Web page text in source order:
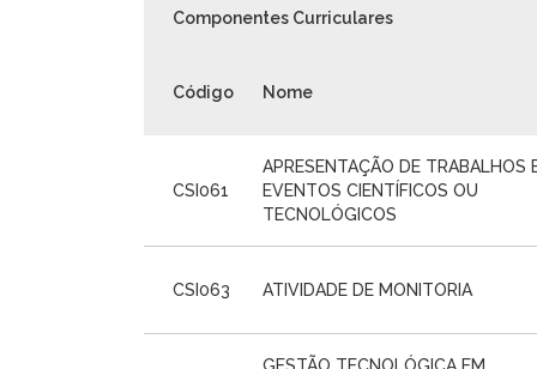
Componentes Curriculares
Código Nome
CSI061
APRESENTAÇÃO DE TRABALHOS
EVENTOS CIENTÍFICOS OU
TECNOLÓGICOS
CSI063 ATIVIDADE DE MONITORIA